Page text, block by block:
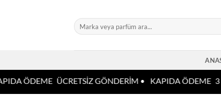
Ara:
ÖDEME ÜCRETSİZ GÖNDERİM • KAPIDA ÖDEME 3